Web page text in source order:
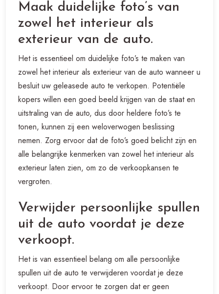
Maak duidelijke foto’s van
zowel het interieur als
exterieur van de auto.
Het is essentieel om duidelijke foto’s te maken van
zowel het interieur als exterieur van de auto wanneer u
besluit uw geleasede auto te verkopen. Potentiële
kopers willen een goed beeld krijgen van de staat en
uitstraling van de auto, dus door heldere foto’s te
tonen, kunnen zij een weloverwogen beslissing
nemen. Zorg ervoor dat de foto’s goed belicht zijn en
alle belangrijke kenmerken van zowel het interieur als
exterieur laten zien, om zo de verkoopkansen te
vergroten.
Verwijder persoonlijke spullen
uit de auto voordat je deze
verkoopt.
Het is van essentieel belang om alle persoonlijke
spullen uit de auto te verwijderen voordat je deze
verkoopt. Door ervoor te zorgen dat er geen